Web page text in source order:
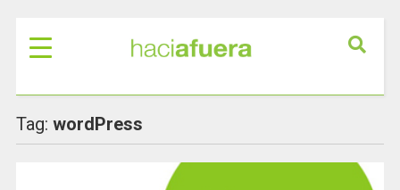
Tag: wordPress